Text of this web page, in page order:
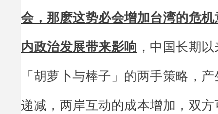
会，那麽这势必会增加台湾的危
内政治发展带来影响 ，中国长期
「胡萝卜与棒子」的两手策略，
递减，两岸互动的成本增加，双